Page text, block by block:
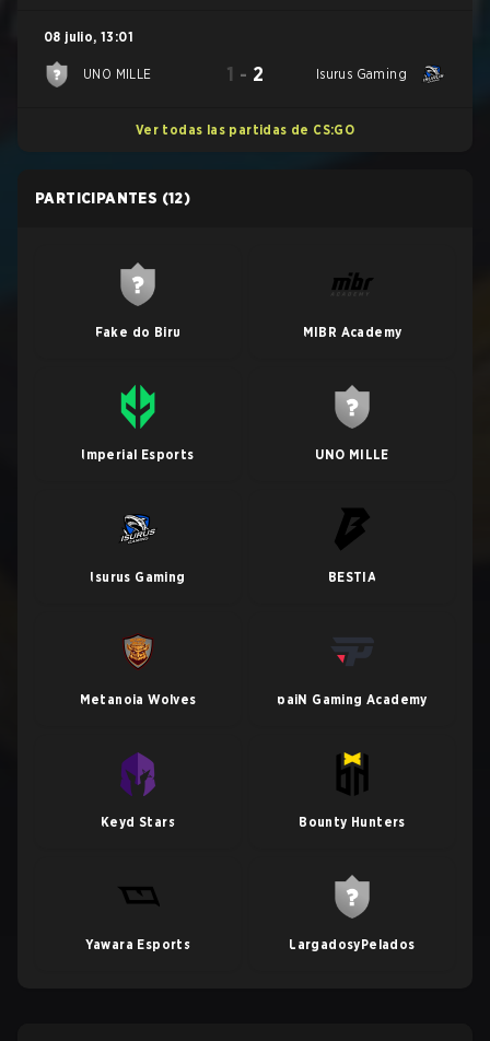
08 julio, 13:01
UNO MILLE 1 - 2 Isurus Gaming
Ver todas las partidas de CS:GO
PARTICIPANTES (12)
Fake do Biru MIBR Academy
Imperial Esports UNO MILLE
Isurus Gaming BESTIA
Metanoia Wolves paiN Gaming Academy
Keyd Stars Bounty Hunters
Yawara Esports LargadosyPelados